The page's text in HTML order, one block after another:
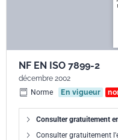
NF EN ISO 7899-2
décembre 2002
Norme
En vigueur
Consulter gratuitement
Consulter gratuitement